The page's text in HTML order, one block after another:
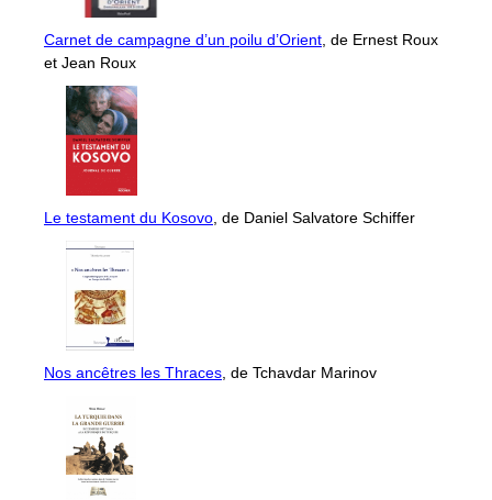
Carnet de campagne d’un poilu d’Orient, de Ernest Roux
et Jean Roux
Le testament du Kosovo, de Daniel Salvatore Schiffer
Nos ancêtres les Thraces, de Tchavdar Marinov